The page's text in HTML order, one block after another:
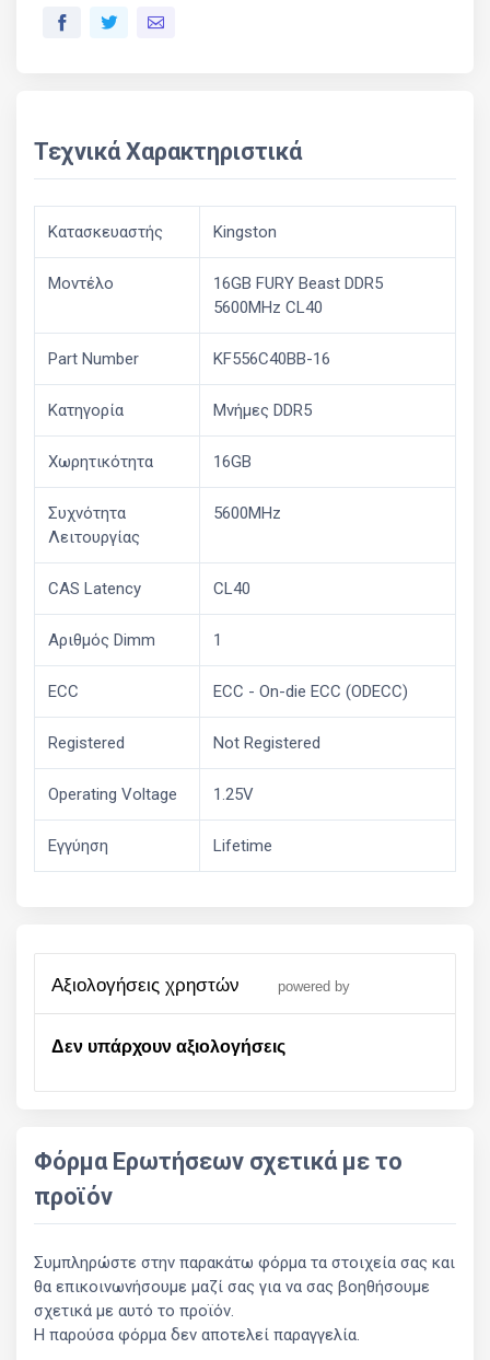
Τεχνικά Χαρακτηριστικά
Κατασκευαστής Kingston
Μοντέλο
16GB FURY Beast DDR5
5600MHz CL40
Part Number KF556C40BB-16
Κατηγορία Μνήμες DDR5
Χωρητικότητα 16GB
Συχνότητα
Λειτουργίας
5600MHz
CAS Latency CL40
Αριθμός Dimm 1
ECC ECC - On-die ECC (ODECC)
Registered Not Registered
Operating Voltage 1.25V
Εγγύηση Lifetime
αξιολογήσεις χρηστών powered by
Δεν υπάρχουν αξιολογήσεις
Φόρμα Ερωτήσεων σχετικά με το
προϊόν
Συμπληρώστε στην παρακάτω φόρμα τα στοιχεία σας και
θα επικοινωνήσουμε μαζί σας για να σας βοηθήσουμε
σχετικά με αυτό το προϊόν.
Η παρούσα φόρμα δεν αποτελεί παραγγελία.